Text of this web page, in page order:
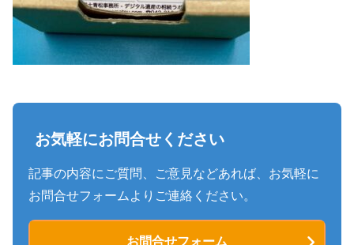
お気軽にお問合せください
記事の内容にご質問、ご意見などあれば、お気軽に
お問合せフォームよりご連絡ください。
お問合せフォーム